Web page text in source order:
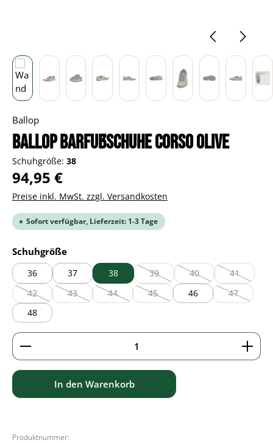
Ballop
BALLOP Barfußschuhe Corso olive
Schuhgröße: 38
Regulärer Preis:
94,95 €
Preise inkl. MwSt. zzgl. Versandkosten
Sofort verfügbar, Lieferzeit: 1-3 Tage
Schuhgrößeauswählen
36 37 38 39
(Diese Option ist zurzeit nicht
40
(Diese Option ist
41
(Diese
42
(Diese Option ist zurzeit nicht verfügbar.)
43
(Diese Option ist zurzeit nicht verfügbar.)
44
(Diese Option ist zurzeit nicht verfügbar.)
45
(Diese Option ist zurzeit nicht
46 47
(Diese
48
Produkt Anzahl: Gib den gewünschten Wert ein
In den Warenkorb
Produktnummer: